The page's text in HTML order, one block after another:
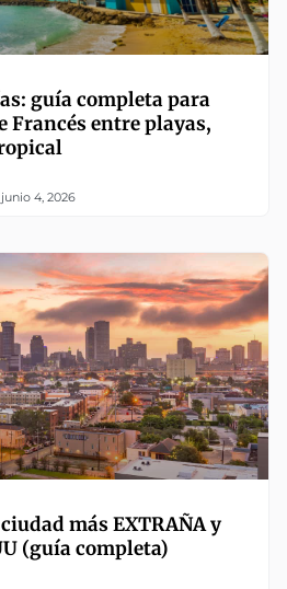
guía completa para
Francés entre playas,
junio 4, 2026
más EXTRAÑA y
(guía completa)